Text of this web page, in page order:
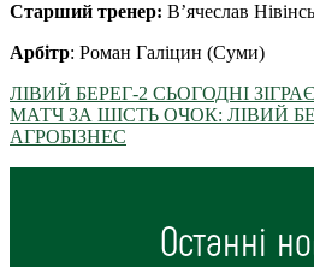
Старший тренер: В’ячеслав
Арбітр: Роман Галіцин (Суми)
ЛІВИЙ БЕРЕГ-2 СЬОГОДНІ
МАТЧ ЗА ШІСТЬ ОЧОК: ЛІВИЙ
АГРОБІЗНЕС
Останні